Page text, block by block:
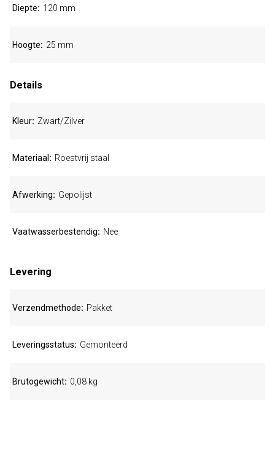
Diepte 120 mm
Hoogte 25 mm
Details
Kleur Zwart/Zilver
Materiaal Roestvrij staal
Afwerking Gepolijst
Vaatwasserbestendig Nee
Levering
Verzendmethode Pakket
Leveringsstatus Gemonteerd
Brutogewicht 0,08 kg